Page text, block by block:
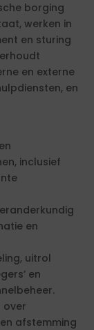
borging
werken in
en sturing
en externe
en
inclusief
en
uitrol
en
over
afstemming